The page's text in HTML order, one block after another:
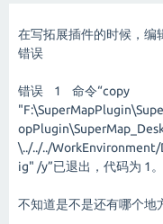
在写拓展插件的时候，编
错误
错误 1 命令“copy
\../../../
ig" /y”已退出，代码为 1。
不知道是不是还有哪个地